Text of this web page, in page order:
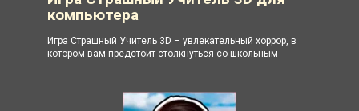
компьютера
Игра Страшный Учитель 3D – увлекательный хоррор, в
котором вам предстоит столкнуться со школьным